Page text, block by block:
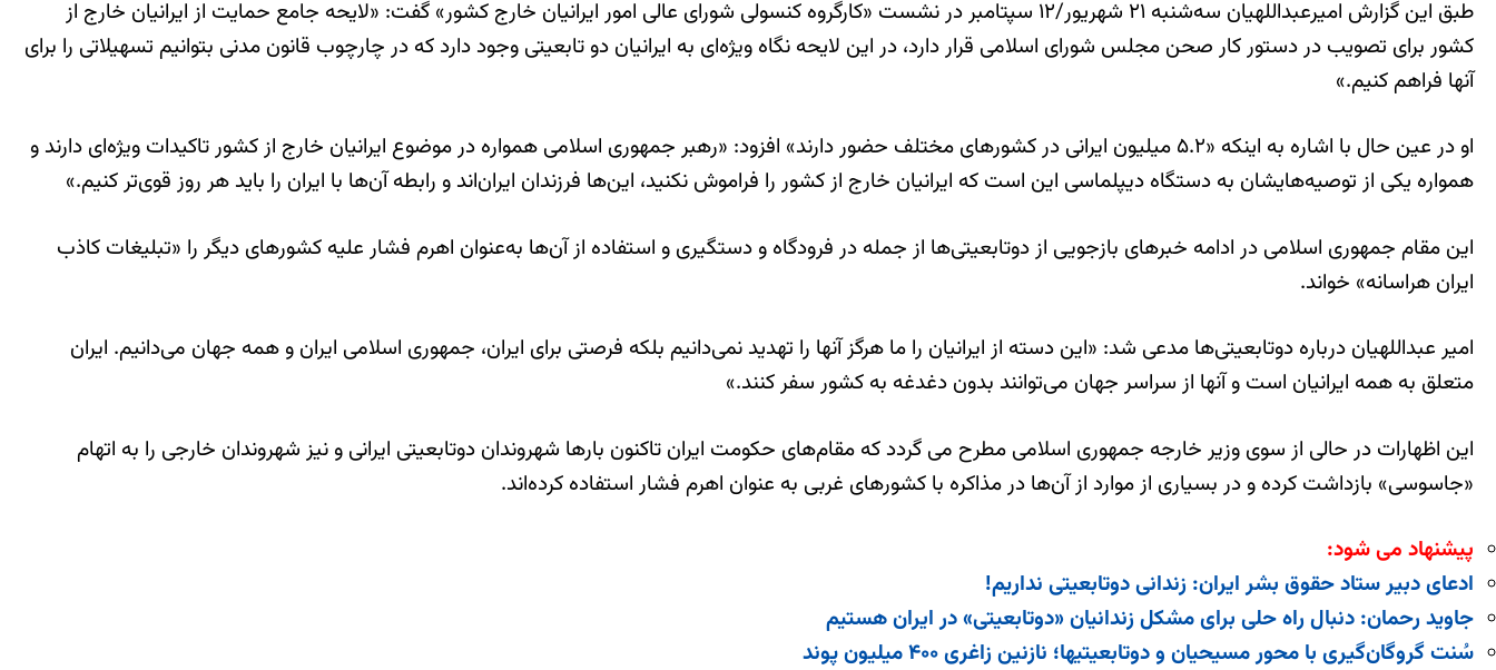
طبق این گزارش امیرعبداللهیان سه‌شنبه ۲۱ شهریور/۱۲ سپتامبر در نشست «کارگروه کنسولی شورای عالی امور ایرانیان خارج کشور» گفت: «لایحه جامع حمایت از ایرانیان خارج از
کشور برای تصویب در دستور کار صحن مجلس شورای اسلامی قرار دارد، در این لایحه نگاه ویژه‌ای به ایرانیان دو تابعیتی وجود دارد که در چارچوب قانون مدنی بتوانیم تسهیلاتی را برای
آنها فراهم کنیم.»
او در عین حال با اشاره به اینکه «۵.۲ میلیون ایرانی در کشورهای مختلف حضور دارند» افزود: «رهبر جمهوری اسلامی همواره در موضوع ایرانیان خارج از کشور تاکیدات ویژه‌ای دارند و
همواره یکی از توصیه‌هایشان به دستگاه دیپلماسی این است که ایرانیان خارج از کشور را فراموش نکنید، این‌ها فرزندان ایران‌اند و رابطه‌ آن‌ها با ایران را باید هر روز قوی‌تر کنیم.»
این مقام جمهوری اسلامی در ادامه خبرهای بازجویی از دوتابعیتی‌ها از جمله در فرودگاه و دستگیری و استفاده از آن‌ها به‌عنوان اهرم فشار علیه کشورهای دیگر را «تبلیغات کاذب
ایران هراسانه»‌ خواند.
امیر عبداللهیان درباره دوتابعیتی‌ها مدعی شد:‌ «این دسته از ایرانیان را ما هرگز آنها را تهدید نمی‌دانیم بلکه فرصتی برای ایران، جمهوری اسلامی ایران و همه جهان می‌دانیم. ایران
متعلق به همه ایرانیان است و آنها از سراسر جهان می‌توانند بدون دغدغه به کشور سفر کنند.»
این اظهارات در حالی از سوی وزیر خارجه جمهوری اسلامی مطرح می گردد که مقام‌های حکومت ایران تاکنون بارها شهروندان دوتابعیتی ایرانی و نیز شهروندان خارجی را به اتهام
«جاسوسی» بازداشت کرده‌ و در بسیاری از موارد از آن‌ها در مذاکره با کشورهای غربی به عنوان اهرم فشار استفاده کرده‌اند.
پیشنهاد می شود:
ادعای دبیر ستاد حقوق بشر ایران: زندانی دوتابعیتی نداریم!
جاوید رحمان: دنبال راه حلی برای مشکل زندانیان «دوتابعیتی‌» در ایران هستیم
سُنت گروگان‌گیری با محور مسیحیان و دوتابعیتی‎ها‌؛ نازنین زاغری ۴۰۰ میلیون پوند